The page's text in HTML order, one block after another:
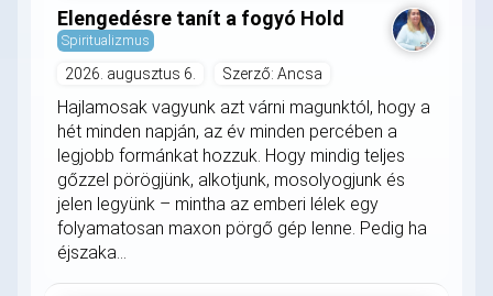
Elengedésre tanít a fogyó Hold
Spiritualizmus
2026. augusztus 6. Szerző: Ancsa
Hajlamosak vagyunk azt várni magunktól, hogy a
hét minden napján, az év minden percében a
legjobb formánkat hozzuk. Hogy mindig teljes
gőzzel pörögjünk, alkotjunk, mosolyogjunk és
jelen legyünk – mintha az emberi lélek egy
folyamatosan maxon pörgő gép lenne. Pedig ha
éjszaka...